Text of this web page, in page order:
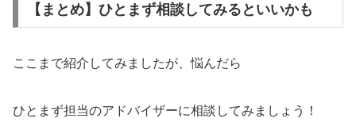
【まとめ】ひとまず相談してみるといいかも
ここまで紹介してみましたが、悩んだら
ひとまず担当のアドバイザーに相談してみましょう！